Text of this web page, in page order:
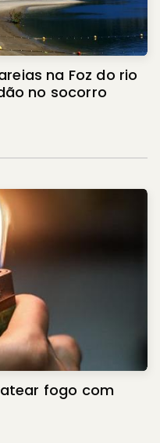
na Foz do rio
no socorro
fogo com